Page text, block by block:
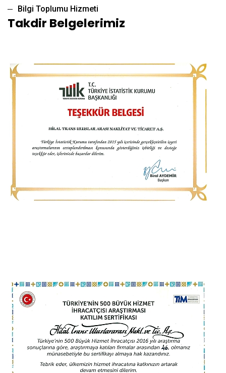
Bilgi Toplumu Hizmeti
Takdir Belgelerimiz